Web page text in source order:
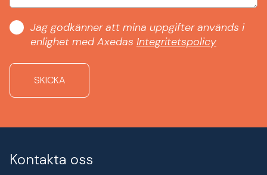
Jag godkänner att mina uppgifter används i
enlighet med Axedas Integritetspolicy
Kontakta oss